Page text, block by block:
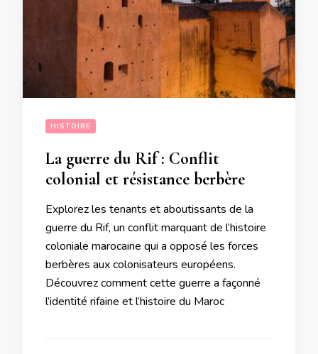
HISTOIRE
La guerre du Rif : Conflit
colonial et résistance berbère
Explorez les tenants et aboutissants de la
guerre du Rif, un conflit marquant de l’histoire
coloniale marocaine qui a opposé les forces
berbères aux colonisateurs européens.
Découvrez comment cette guerre a façonné
l’identité rifaine et l’histoire du Maroc